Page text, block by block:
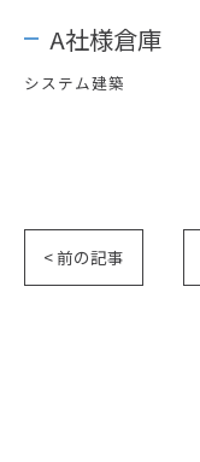
A社様倉庫
システム建築
< 前の記事